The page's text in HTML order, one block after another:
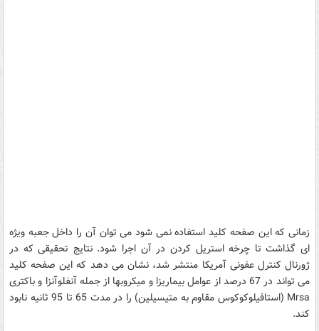
زمانی که این صفحه کلید استفاده نمی شود می توان آن را داخل جعبه ویژه
ای گذاشت تا چرخه استریل کردن در آن اجرا شود. نتایج تحقیقی که در
ژورنال کنترل عفونی آمریکا منتشر شد، نشان می دهد که این صفحه کلید
می تواند در 67 درصد از عوامل بیماریزا و میکروبها از جمله آنفلوآنزا و باکتری
Mrsa (استافیلوکوکوس مقاوم به متیسیلین) را در مدت 65 تا 95 ثانیه نابود
کند.